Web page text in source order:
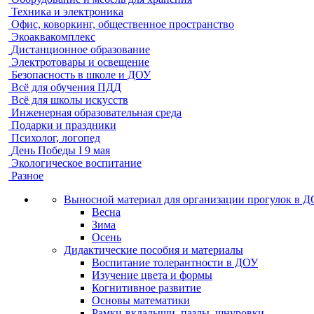
Техника и электроника
Офис, коворкинг, общественное пространство
Экоаквакомплекс
Дистанционное образование
Электротовары и освещение
Безопасность в школе и ДОУ
Всё для обучения ПДД
Всё для школы искусств
Инженерная образовательная среда
Подарки и праздники
Психолог, логопед
День Победы I 9 мая
Экологическое воспитание
Разное
Выносной материал для организации прогулок в
Весна
Зима
Осень
Дидактические пособия и материалы
Воспитание толерантности в ДОУ
Изучение цвета и формы
Когнитивное развитие
Основы математики